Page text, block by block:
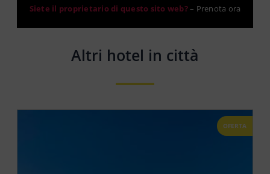
Siete il proprietario di questo sito web?– Prenota ora
Altri hotel in città
OFERTA